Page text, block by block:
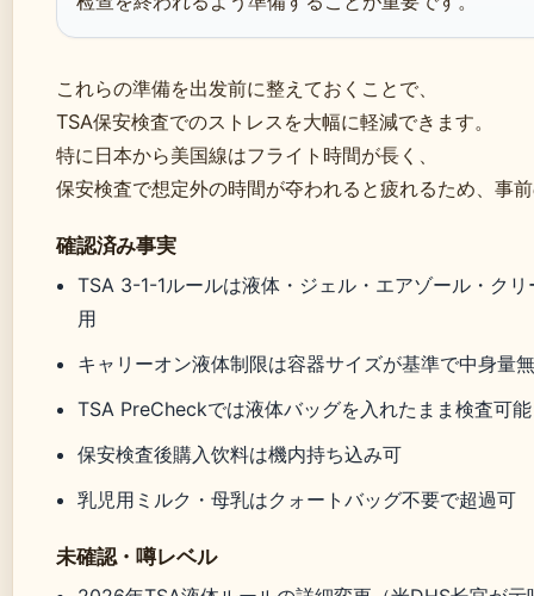
これらの準備を出发前に整えておくことで、
TSA保安検査でのストレスを大幅に軽減できます。
特に日本から美国線はフライト時間が長く、
保安検査で想定外の時間が夺われると疲れるため、事
確認済み事実
TSA 3-1-1ルールは液体・ジェル・エアゾール・ク
用
キャリーオン液体制限は容器サイズが基準で中身量
TSA PreCheckでは液体バッグを入れたまま検査可能
保安検査後購入饮料は機内持ち込み可
乳児用ミルク・母乳はクォートバッグ不要で超過可
未確認・噂レベル